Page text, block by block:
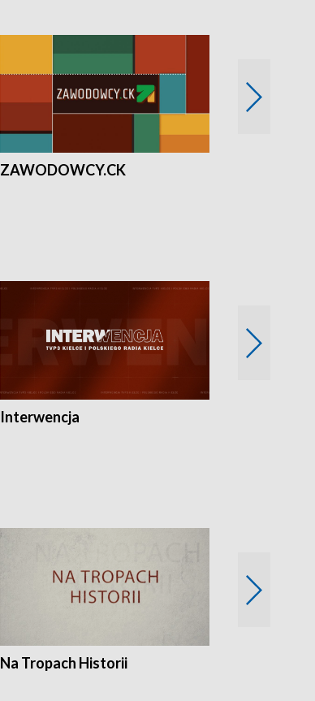
ZAWODOWCY.CK
Interwencja
Na Tropach Historii